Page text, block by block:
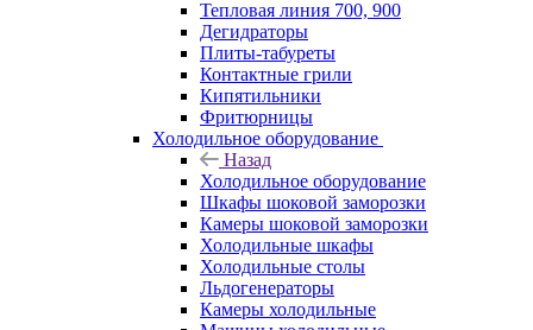
Тепловая линия 700, 900
Дегидраторы
Плиты-табуреты
Контактные грили
Кипятильники
Фритюрницы
Холодильное оборудование
Назад
Холодильное оборудование
Шкафы шоковой заморозки
Камеры шоковой заморозки
Холодильные шкафы
Холодильные столы
Льдогенераторы
Камеры холодильные